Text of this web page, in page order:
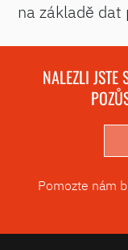
na základě
NALEZLI JSTE
Pomozte nám